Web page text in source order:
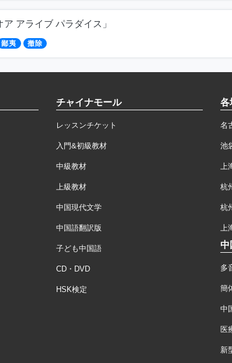
アライブ パラダイス」
鄙夷 撤除
チャイナモール
レッスンチケット
入門&初級教材
中級教材
上級教材
中国現代文学
中国語翻訳版
子ども中国語
CD・DVD
HSK検定
各
名
池
上
杭
杭
上
中
多
簡
中
医
新